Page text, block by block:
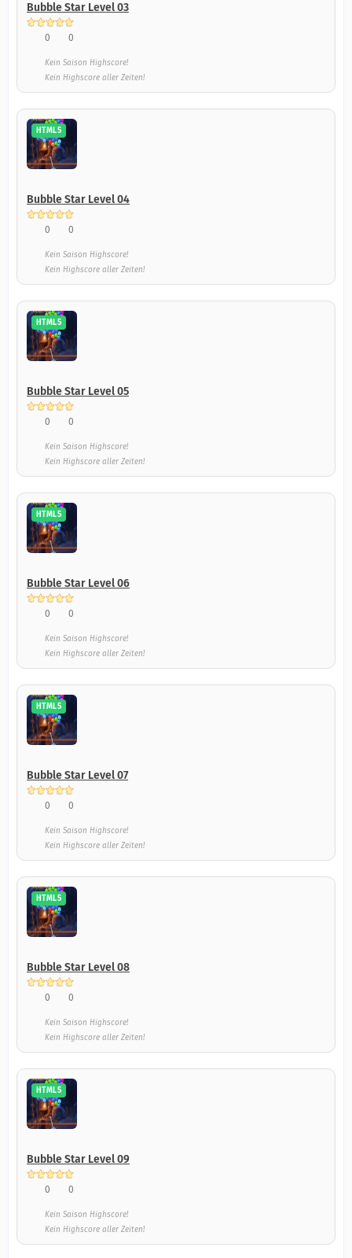
Bubble Star Level 03
0 0
Kein Saison Highscore!
Kein Highscore aller Zeiten!
HTML5
Bubble Star Level 04
0 0
Kein Saison Highscore!
Kein Highscore aller Zeiten!
HTML5
Bubble Star Level 05
0 0
Kein Saison Highscore!
Kein Highscore aller Zeiten!
HTML5
Bubble Star Level 06
0 0
Kein Saison Highscore!
Kein Highscore aller Zeiten!
HTML5
Bubble Star Level 07
0 0
Kein Saison Highscore!
Kein Highscore aller Zeiten!
HTML5
Bubble Star Level 08
0 0
Kein Saison Highscore!
Kein Highscore aller Zeiten!
HTML5
Bubble Star Level 09
0 0
Kein Saison Highscore!
Kein Highscore aller Zeiten!